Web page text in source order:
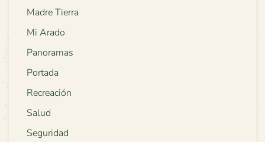
Madre Tierra
Mi Arado
Panoramas
Portada
Recreación
Salud
Seguridad